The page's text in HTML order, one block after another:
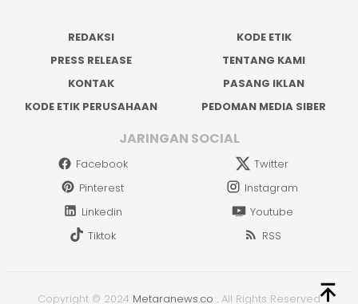
REDAKSI
KODE ETIK
PRESS RELEASE
TENTANG KAMI
KONTAK
PASANG IKLAN
KODE ETIK PERUSAHAAN
PEDOMAN MEDIA SIBER
JARINGAN SOCIAL
Facebook
Twitter
Pinterest
Instagram
Linkedin
Youtube
Tiktok
RSS
Copyright © 2024 Metaranews.co . All Rights Reserved